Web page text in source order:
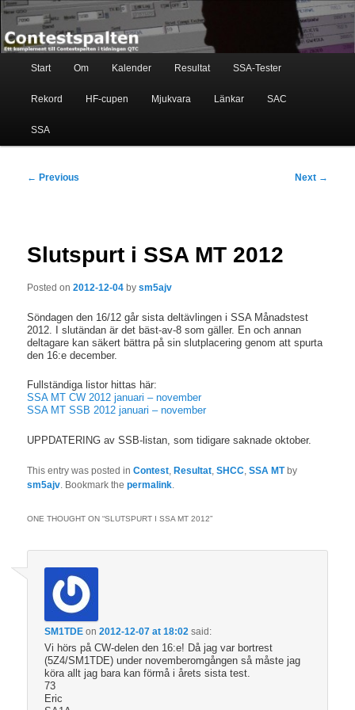
Skip
primary
content
Contestspalten
Ett komplement till contestspalten i tidningen QTC
Start Om Kalender Resultat SSA-Tester
Rekord HF-cupen Mjukvara Länkar SAC
SSA
Post
← Previous Next →
Slutspurt i SSA MT 2012
Posted on2012-12-04 bysm5ajv
Söndagen den 16/12 går sista deltävlingen i SSA Månadstest
2012. I slutändan är det bäst-av-8 som gäller. En och annan
deltagare kan säkert bättra på sin slutplacering genom att spurta
den 16:e december.
Fullständiga listor hittas här:
SSA MT CW 2012 januari – november
SSA MT SSB 2012 januari – november
UPPDATERING av SSB-listan, som tidigare saknade oktober.
This entry was posted inContest ,Resultat ,SHCC ,SSA MTby
sm5ajv . Bookmark thepermalink
ONE THOUGHT ON “SLUTSPURT I SSA MT 2012”
SM1TDE on2012-12-07 at 18:02 said:
Vi hörs på CW-delen den 16:e! Då jag var bortrest
(5Z4/SM1TDE) under novemberomgången så måste jag
köra allt jag bara kan förmå i årets sista test.
73
Eric